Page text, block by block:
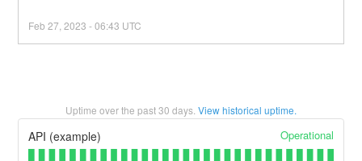
Feb27 ,2023 -06:43 UTC
Uptime over the past30 days. View historical uptime.
API (example) Operational